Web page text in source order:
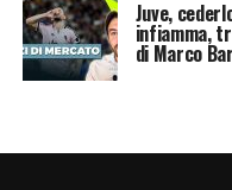
Juve,
infiamma,
di Marco